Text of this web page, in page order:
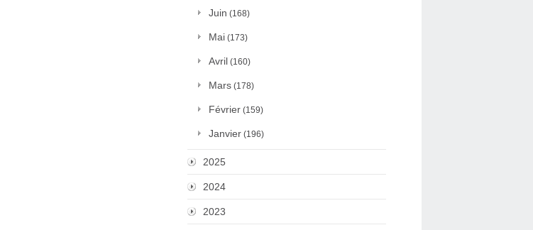
Juin (168)
Mai (173)
Avril (160)
Mars (178)
Février (159)
Janvier (196)
2025
2024
2023